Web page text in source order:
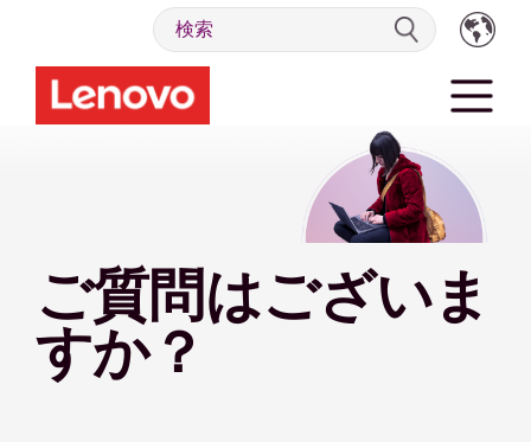
ご質問はございま
すか？